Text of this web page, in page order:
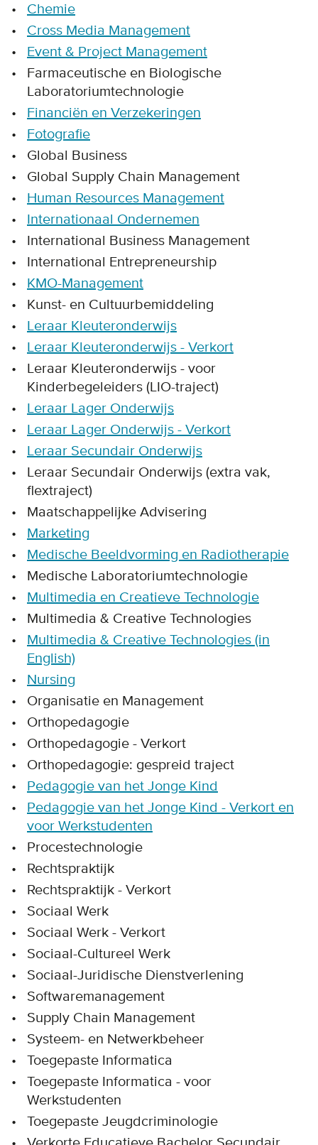
Chemie
Cross Media Management
Event & Project Management
Farmaceutische en Biologische
Laboratoriumtechnologie
Financiën en Verzekeringen
Fotografie
Global Business
Global Supply Chain Management
Human Resources Management
Internationaal Ondernemen
International Business Management
International Entrepreneurship
KMO-Management
Kunst- en Cultuurbemiddeling
Leraar Kleuteronderwijs
Leraar Kleuteronderwijs - Verkort
Leraar Kleuteronderwijs - voor
Kinderbegeleiders (LIO-traject)
Leraar Lager Onderwijs
Leraar Lager Onderwijs - Verkort
Leraar Secundair Onderwijs
Leraar Secundair Onderwijs (extra vak,
flextraject)
Maatschappelijke Advisering
Marketing
Medische Beeldvorming en Radiotherapie
Medische Laboratoriumtechnologie
Multimedia en Creatieve Technologie
Multimedia & Creative Technologies
Multimedia & Creative Technologies (in
English)
Nursing
Organisatie en Management
Orthopedagogie
Orthopedagogie - Verkort
Orthopedagogie: gespreid traject
Pedagogie van het Jonge Kind
Pedagogie van het Jonge Kind - Verkort en
voor Werkstudenten
Procestechnologie
Rechtspraktijk
Rechtspraktijk - Verkort
Sociaal Werk
Sociaal Werk - Verkort
Sociaal-Cultureel Werk
Sociaal-Juridische Dienstverlening
Softwaremanagement
Supply Chain Management
Systeem- en Netwerkbeheer
Toegepaste Informatica
Toegepaste Informatica - voor
Werkstudenten
Toegepaste Jeugdcriminologie